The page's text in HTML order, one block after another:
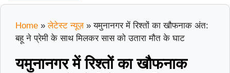
Home » लेटेस्ट न्यूज़ »यमुनानगर में रिश्तों का खौफनाक अंत:
बहू ने प्रेमी के साथ मिलकर सास को उतारा मौत के घाट
यमुनानगर में रिश्तों का खौफनाक